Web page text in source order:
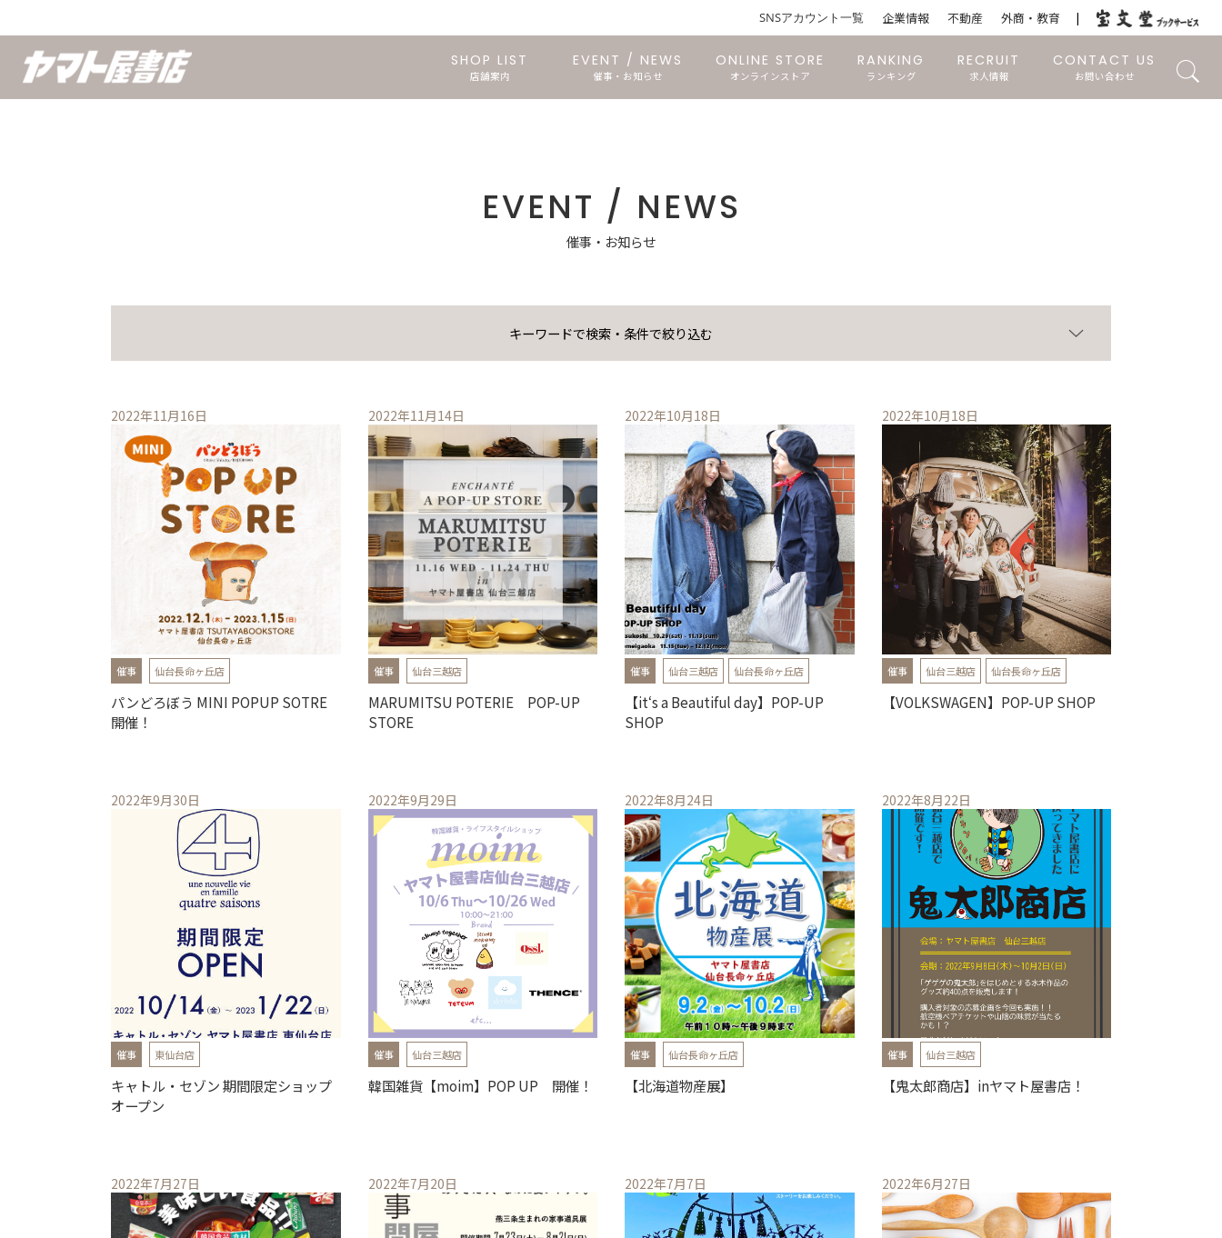
SNSアカウント一覧 企業情報 不動産 外商・教育
SHOP LIST
店舗案内
EVENT / NEWS
催事・お知らせ
ONLINE STORE
オンラインストア
RANKING
ランキング
RECRUIT
求人情報
CONTACT US
お問い合わせ
EVENT / NEWS
催事・お知らせ
キーワードで検索・条件で絞り込む
店舗から選ぶ 仙台三越店 仙台長命ヶ丘店 東仙台店
文具のTORICO
石巻中里店
年月から選ぶ
2022年11月16日
催事 仙台長命ヶ丘店
パンどろぼう MINI POPUP SOTRE
開催！
2022年11月14日
催事 仙台三越店
MARUMITSU POTERIE POP-UP
STORE
2022年10月18日
催事 仙台三越店 仙台長命ヶ丘店
【it‘s a Beautiful day】POP-UP
SHOP
2022年10月18日
催事 仙台三越店 仙台長命ヶ丘店
【VOLKSWAGEN】POP-UP SHOP
2022年9月30日
催事 東仙台店
キャトル・セゾン 期間限定ショップ
オープン
2022年9月29日
催事 仙台三越店
韓国雑貨【moim】POP UP 開催！
2022年8月24日
催事 仙台長命ヶ丘店
【北海道物産展】
2022年8月22日
催事 仙台三越店
【鬼太郎商店】inヤマト屋書店！
2022年7月27日 2022年7月20日 2022年7月7日 2022年6月27日